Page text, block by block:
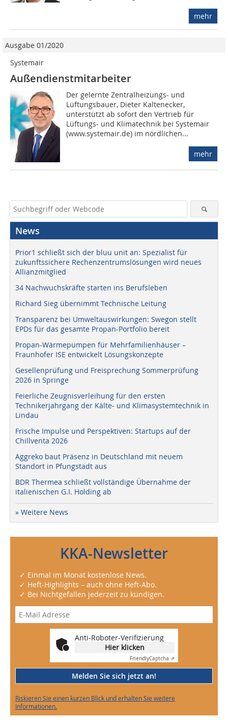
mehr
Ausgabe 01/2020
Systemair
Außendienstmitarbeiter
Der gelernte Zentralheizungs- und
Lüftungsbauer, Dieter Kaltenecker,
unterstützt ab sofort den Vertrieb für
Lüftungs- und Klimatechnik bei Systemair
(www.systemair.de) im nördlichen...
mehr
News
Prior1 schließt sich der bluu unit an: Spezialist für
zukunftssichere Rechenzentrumslösungen wird neues
Allianzmitglied
34 Nachwuchskräfte starten ins Berufsleben
Richard Sieg übernimmt Technische Leitung
Transparenz bei Umweltauswirkungen: Swegon stellt
EPDs für das gesamte Propan-Portfolio bereit
Propan-Wärmepumpen für Mehrfamilienhäuser –
Fraunhofer ISE entwickelt Lösungskonzepte
Gesellenprüfung und Freisprechung Sommerprüfung
2026 in Springe
Feierliche Zeugnisverleihung für den ersten
Technikerjahrgang der Kälte- und Klimasystemtechnik in
Lindau
Frische Impulse und Perspektiven: Startups auf der
Chillventa 2026
Aggreko baut Präsenz in Deutschland mit neuem
Standort in Pfungstadt aus
BDR Thermea schließt vollständige Übernahme der
italienischen G.I. Holding ab
» Weitere News
KKA-Newsletter
✓ Einmal im Monat kostenlose News.
✓ Heft-Highlights – auch ohne Heft-Abo.
✓ Bei Nichtgefallen jederzeit zu kündigen.
Anti-Roboter-Verifizierung
Hier klicken
FriendlyCaptcha ⇗
Melden Sie sich jetzt an!
Riskieren Sie einen kurzen Blick und erhalten Sie weitere
Informationen.